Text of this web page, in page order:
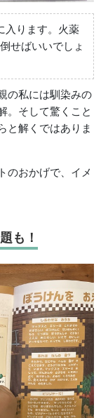
入ります。火薬
せばいいでしょ
の私には馴染みの
。そして驚くこと
と解くではありま
のおかげで、イメ
も！